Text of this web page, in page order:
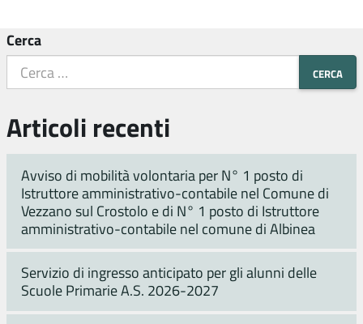
Cerca
Articoli recenti
Avviso di mobilità volontaria per N° 1 posto di
Istruttore amministrativo-contabile nel Comune di
Vezzano sul Crostolo e di N° 1 posto di Istruttore
amministrativo-contabile nel comune di Albinea
Servizio di ingresso anticipato per gli alunni delle
Scuole Primarie A.S. 2026-2027